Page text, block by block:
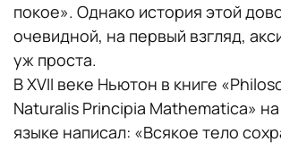
покое». Однако история этой
очевидной, на первый взгляд,
уж проста.
В XVII веке Ньютон в книге
Naturalis Principia Mathematica»
языке написал: «Всякое тело